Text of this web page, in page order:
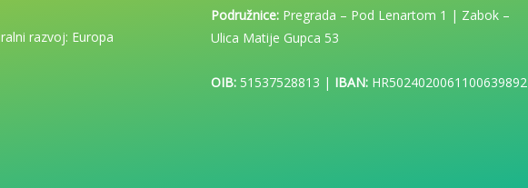
razvoj: Europa
Podružnice:Pregrada – Pod Lenartom 1 | Zabok –
Ulica Matije Gupca 53
OIB:51537528813 | IBAN:HR5024020061100639892